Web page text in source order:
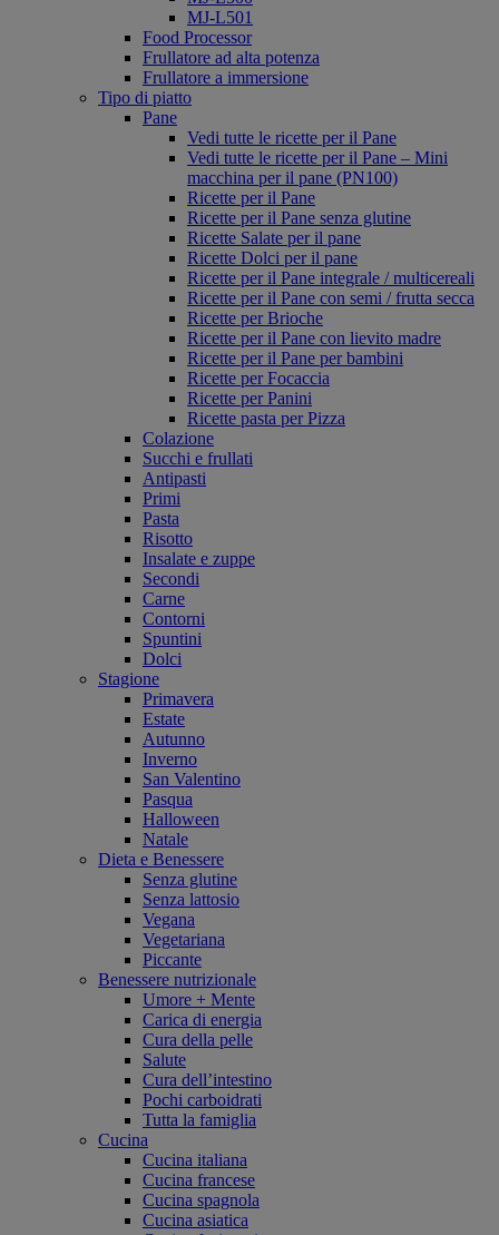
MJ-L501
Food Processor
Frullatore ad alta potenza
Frullatore a immersione
Tipo di piatto
Pane
Vedi tutte le ricette per il Pane
Vedi tutte le ricette per il Pane – Mini
macchina per il pane (PN100)
Ricette per il Pane
Ricette per il Pane senza glutine
Ricette Salate per il pane
Ricette Dolci per il pane
Ricette per il Pane integrale / multicereali
Ricette per il Pane con semi / frutta secca
Ricette per Brioche
Ricette per il Pane con lievito madre
Ricette per il Pane per bambini
Ricette per Focaccia
Ricette per Panini
Ricette pasta per Pizza
Colazione
Succhi e frullati
Antipasti
Primi
Pasta
Risotto
Insalate e zuppe
Secondi
Carne
Contorni
Spuntini
Dolci
Stagione
Primavera
Estate
Autunno
Inverno
San Valentino
Pasqua
Halloween
Natale
Dieta e Benessere
Senza glutine
Senza lattosio
Vegana
Vegetariana
Piccante
Benessere nutrizionale
Umore + Mente
Carica di energia
Cura della pelle
Salute
Cura dell’intestino
Pochi carboidrati
Tutta la famiglia
Cucina
Cucina italiana
Cucina francese
Cucina spagnola
Cucina asiatica